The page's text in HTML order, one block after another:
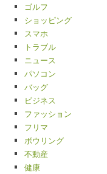
ゴルフ
ショッピング
スマホ
トラブル
ニュース
パソコン
バッグ
ビジネス
ファッション
フリマ
ボウリング
不動産
健康